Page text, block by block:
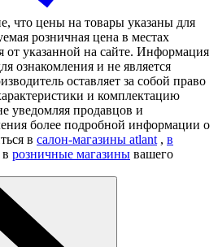
что цены на товары указаны для
розничная цена в местах
от указанной на сайте. Информация
ознакомления и не является
оставляет за собой право
и комплектацию
уведомляя продавцов и
более подробной информации о
в салон-магазины atlant , в
розничные магазины вашего